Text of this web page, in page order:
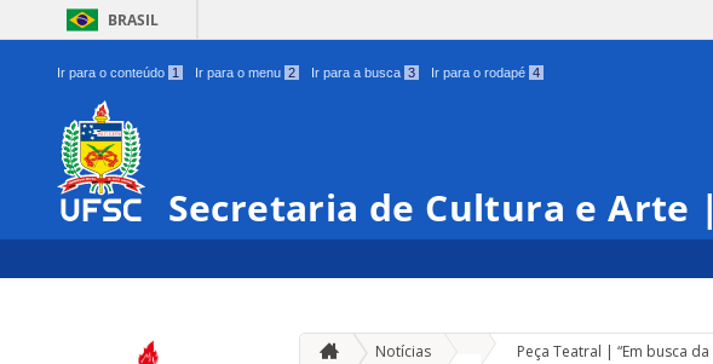
BRASIL
Ir para o conteúdo 1 Ir para o menu 2 Ir para a busca 3 Ir para o rodapé 4
Secretaria de Cultura e Arte
Notícias Peça Teatral | “Em busca